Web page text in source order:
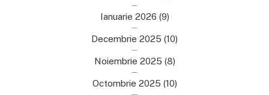
Ianuarie 2026 (9)
Decembrie 2025 (10)
Noiembrie 2025 (8)
Octombrie 2025 (10)